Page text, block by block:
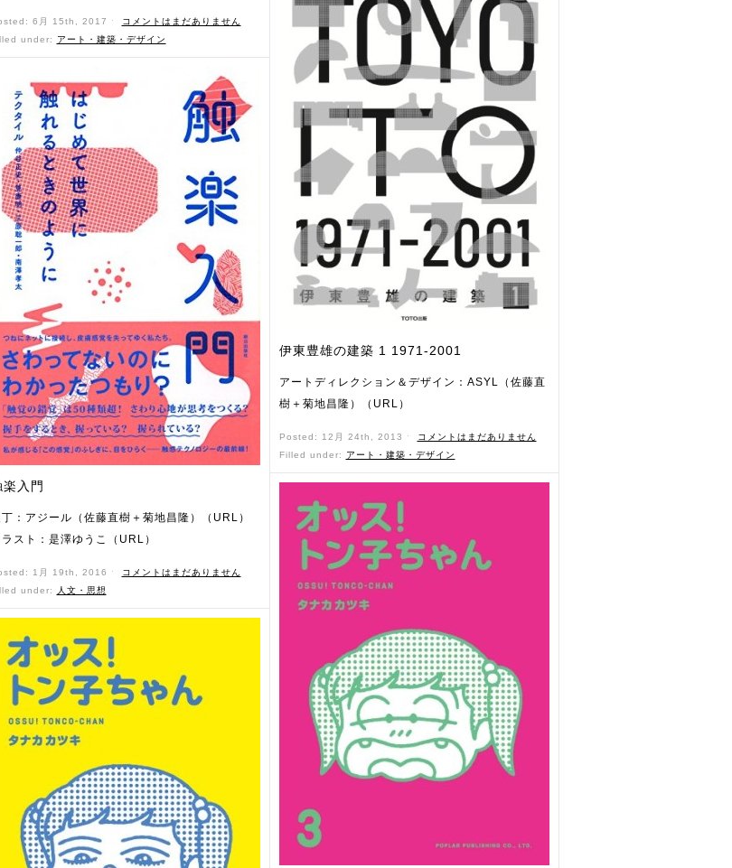
6月 15th, 2017 ˑ
コメントはまだありません
under:
アート・建築・デザイン
楽入門
：アジール（佐藤直樹＋菊地昌隆）（URL）
ラスト：是澤ゆうこ（URL）
1月 19th, 2016 ˑ
コメントはまだありません
under:
人文・思想
伊東豊雄の建築 1 1971-2001
アートディレクション＆デザイン：ASYL（佐藤直
樹＋菊地昌隆）（URL）
Posted: 12月 24th, 2013 ˑ
コメントはまだありません
Filled under:
アート・建築・デザイン